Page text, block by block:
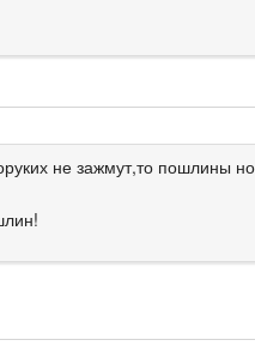
не зажмут,то пошлины